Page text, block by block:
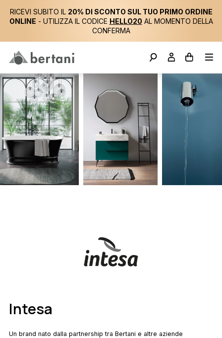
RICEVI SUBITO IL 20% DI SCONTO SUL TUO PRIMO ORDINE
ONLINE - UTILIZZA IL CODICE HELLO20 AL MOMENTO DELLA
CONFERMA
Intesa
Un brand nato dalla partnership tra Bertani e altre aziende